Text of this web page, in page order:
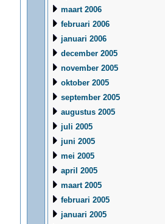
maart 2006
februari 2006
januari 2006
december 2005
november 2005
oktober 2005
september 2005
augustus 2005
juli 2005
juni 2005
mei 2005
april 2005
maart 2005
februari 2005
januari 2005